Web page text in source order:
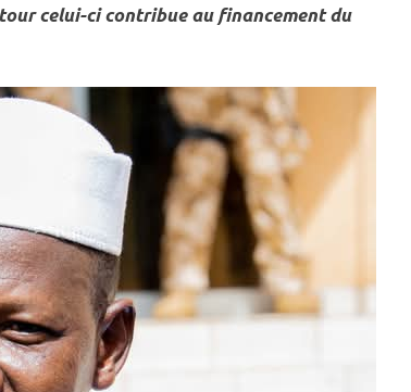
celui-ci contribue au financement du